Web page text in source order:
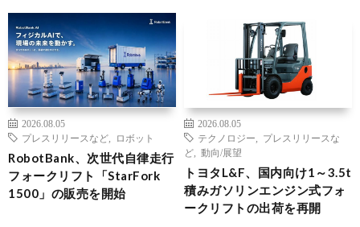
2026.08.05
プレスリリースなど
ロボット
RobotBank、次世代自律走行
フォークリフト「StarFork
1500」の販売を開始
2026.08.05
テクノロジー
プレスリリースな
ど
動向/展望
トヨタL&F、国内向け1～3.5t
積みガソリンエンジン式フォ
ークリフトの出荷を再開